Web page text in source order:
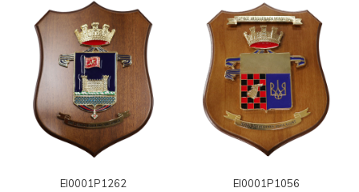
EI0001P1262 EI0001P1056